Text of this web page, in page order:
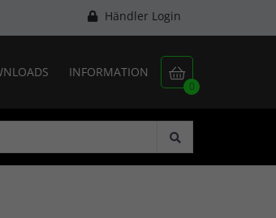
Händler Login

0
INFORMATION